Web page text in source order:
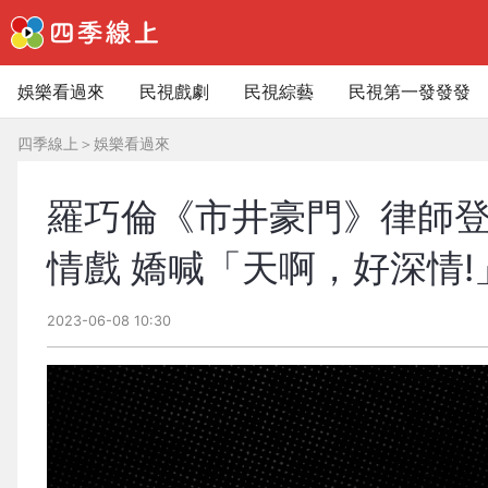
娛樂看過來 民視戲劇 民視綜藝 民視第一發發發
四季線上 ＞ 娛樂看過來
羅巧倫《市井豪門》律師
情戲 嬌喊「天啊，好深情!
2023-06-08 10:30